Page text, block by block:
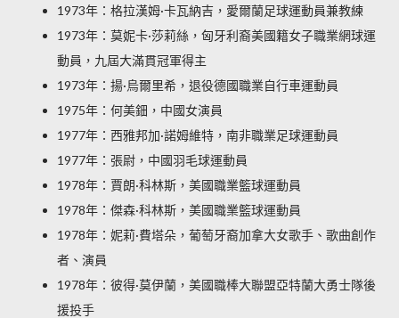
1973年：格拉漢姆·卡瓦納吉，愛爾蘭足球運動員兼教練
1973年：莫妮卡·莎莉絲，匈牙利裔美國籍女子職業網球運
動員，九屆大滿貫冠軍得主
1973年：揚·烏爾里希，退役德國職業自行車運動員
1975年：何美鈿，中國女演員
1977年：西雅邦加·諾姆維特，南非職業足球運動員
1977年：張尉，中國羽毛球運動員
1978年：賈朗·科林斯，美國職業籃球運動員
1978年：傑森·科林斯，美國職業籃球運動員
1978年：妮莉·費塔朵，葡萄牙裔加拿大女歌手、歌曲創作
者、演員
1978年：彼得·莫伊蘭，美國職棒大聯盟亞特蘭大勇士隊後
援投手